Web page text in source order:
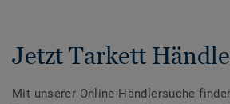
Jetzt Tarkett
Mit unserer Online-Händlersuche